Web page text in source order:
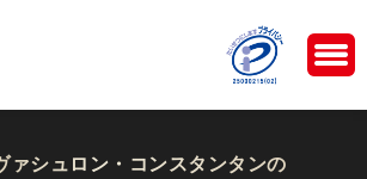
ァシュロン・コンスタンタンの